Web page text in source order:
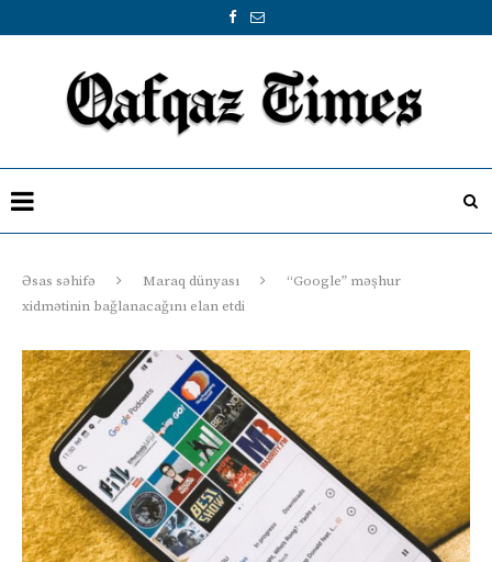
Əsas səhifə Maraq dünyası
“Google” məşhur
xidmətinin bağlanacağını elan etdi